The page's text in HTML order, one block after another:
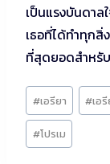
เป็นแรงบันดา
เธอที่ได้ทำทุก
ที่สุดยอดสำหรั
Post
Tags:
#เอรียา #เอ
#โปรเม